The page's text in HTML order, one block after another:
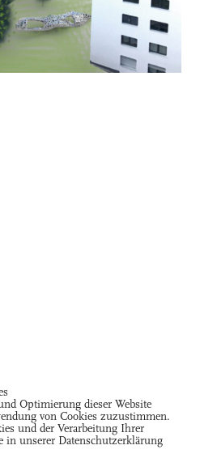
Optimierung dieser Website
von Cookies zuzustimmen.
und der Verarbeitung Ihrer
in unserer Datenschutzerklärung